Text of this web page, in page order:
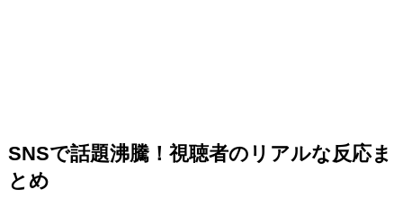
SNSで話題沸騰！視聴者のリアルな反応ま
とめ